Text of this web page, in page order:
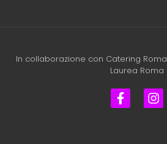
In collaborazione con Catering Roma
Laurea Roma